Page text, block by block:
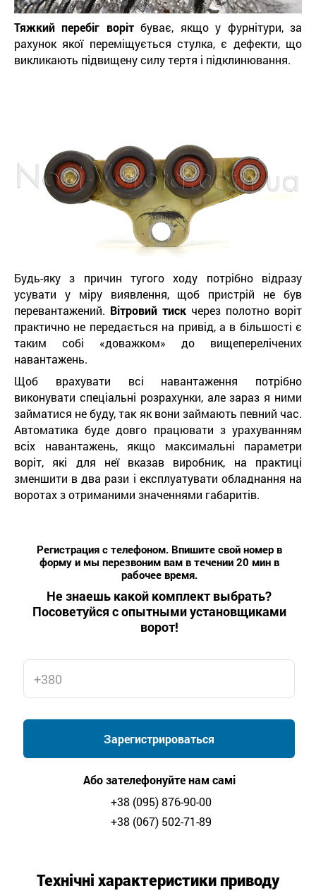
Тяжкий перебіг ворітбуває, якщо у фурнітури, за
рахунок якої переміщується стулка, є дефекти, що
викликають підвищену силу тертя і підклинювання.
Будь-яку з причин тугого ходу потрібно відразу
усувати у міру виявлення, щоб пристрій не був
перевантажений. Вітровий тиск через полотно воріт
практично не передається на привід, а в більшості є
таким собі «доважком» до вищеперелічених
навантажень.
Щоб врахувати всі навантаження потрібно
виконувати спеціальні розрахунки, але зараз я ними
займатися не буду, так як вони займають певний час.
Автоматика буде довго працювати з урахуванням
всіх навантажень, якщо максимальні параметри
воріт, які для неї вказав виробник, на практиці
зменшити в два рази і експлуатувати обладнання на
воротах з отриманими значеннями габаритів.
Регистрация с телефоном. Впишите свой номер в
форму и мы перезвоним вам в течении 20 мин в
рабочее время.
Не знаешь какой комплект выбрать?
Посоветуйся с опытными установщиками
ворот!
Або зателефонуйте нам самі
+38 (095) 876-90-00
+38 (067) 502-71-89
Зарегистрироваться
Технічні характеристики приводу